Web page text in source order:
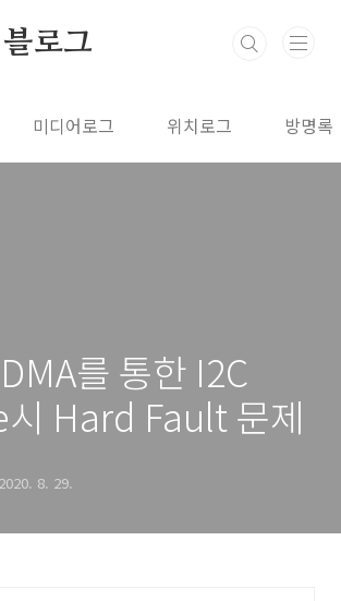
로그
미디어로그 위치로그 방명록
를 통한 I2C
Hard Fault 문제
2020. 8. 29.